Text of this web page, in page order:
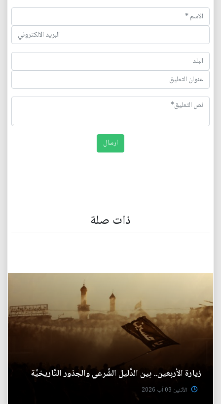
ذات صلة
زيارة الأربعين.. بين الدَّليل الشَّرعي والجذور التَّاريخيَّة
الأثنين 03 آب 2026